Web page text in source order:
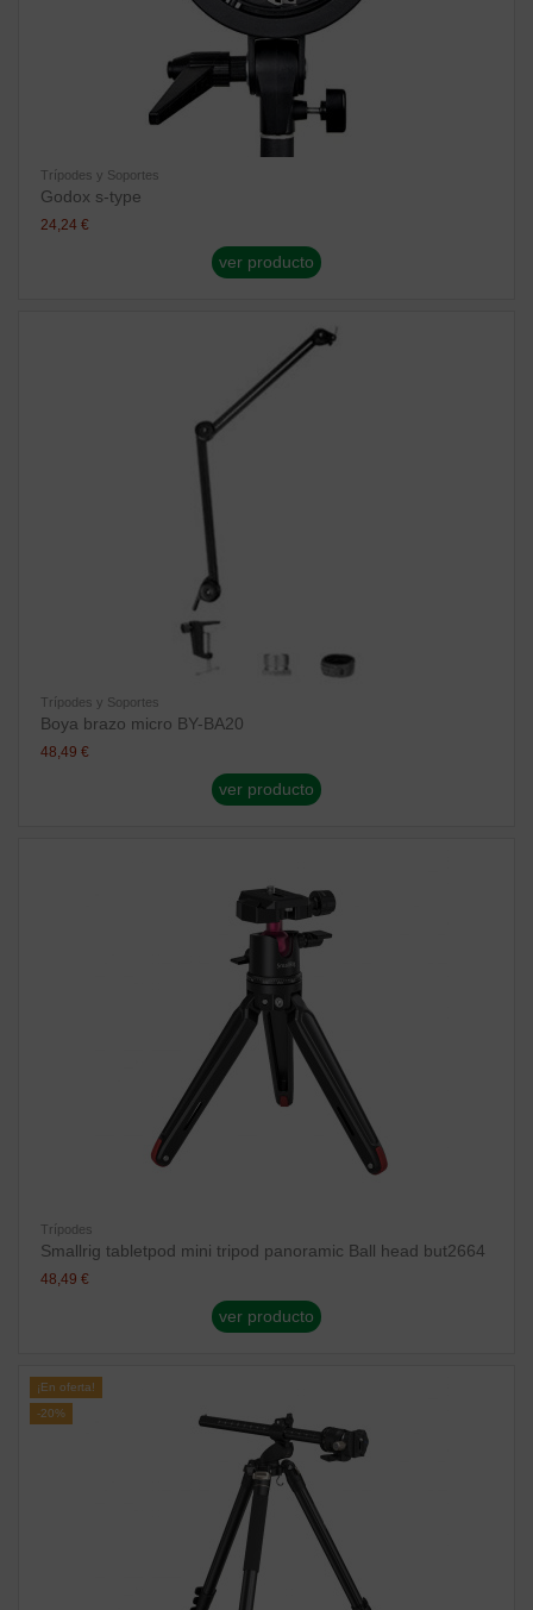
Trípodes y Soportes
Godox s-type
24,24 €
ver producto
Trípodes y Soportes
Boya brazo micro BY-BA20
48,49 €
ver producto
Trípodes
Smallrig tabletpod mini tripod panoramic Ball head but2664
48,49 €
ver producto
¡En oferta!
-20%